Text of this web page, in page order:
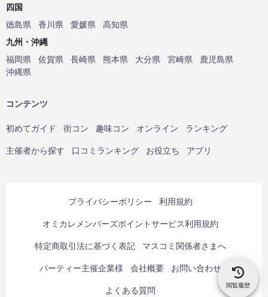
閲覧履歴
四国
徳島県
香川県 愛媛県
高知県
九州・沖縄
福岡県
佐賀県 長崎県 熊本県 大分県 宮崎県
鹿児島県
沖縄県
コンテンツ
初めてガイド 街コン 趣味コン オンライン ランキング
主催者から探す 口コミランキング お役立ち アプリ
プライバシーポリシー 利用規約
オミカレメンバーズポイントサービス利用規約
特定商取引法に基づく表記 マスコミ関係者さまへ
パーティー主催企業様 会社概要 お問い合わせ
よくある質問